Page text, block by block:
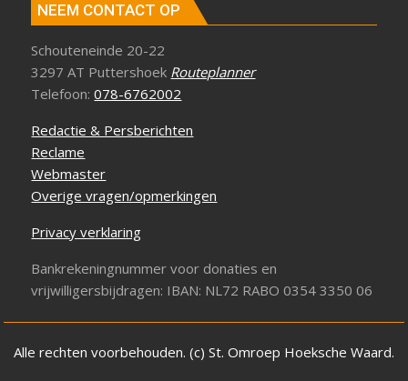
NEEM CONTACT OP
Schouteneinde 20-22
3297 AT Puttershoek Routeplanner
Telefoon:078-6762002
Redactie & Persberichten
Reclame
Webmaster
Overige vragen/opmerkingen
Privacy verklaring
Bankrekeningnummer voor donaties en
vrijwilligersbijdragen: IBAN: NL72 RABO 0354 3350 06
Alle rechten voorbehouden. (c) St. Omroep Hoeksche Waard.